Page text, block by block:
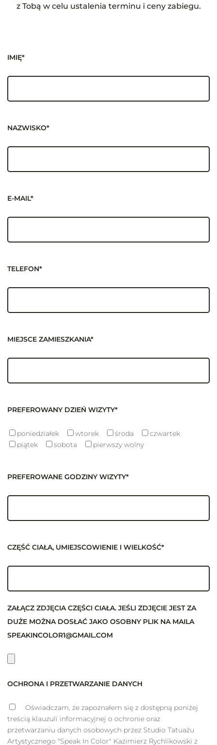
z Tobą w celu ustalenia terminu i ceny zabiegu.
IMIĘ*
NAZWISKO*
E-MAIL*
TELEFON*
MIEJSCE ZAMIESZKANIA*
PREFEROWANY DZIEŃ WIZYTY*
poniedziałek wtorek środa
czwartek
piątek
sobota pierwszy wolny
PREFEROWANE GODZINY WIZYTY*
CZĘŚĆ CIAŁA, UMIEJSCOWIENIE I WIELKOŚĆ*
ZAŁĄCZ ZDJĘCIA CZĘŚCI CIAŁA. JEŚLI ZDJĘCIE JEST ZA
DUŻE MOŻNA DOSŁAĆ JAKO OSOBNY PLIK NA MAILA
SPEAKINCOLOR1@GMAIL.COM
OCHRONA I PRZETWARZANIE DANYCH
Oświadczam, że zapoznałem się z dostępną poniżej
treścią klauzuli informacyjnej o ochronie oraz
przetwarzaniu danych osobowych przez Studio Tatuażu
Artystycznego "Speak In Color" Kazimierz Rychlikowski z